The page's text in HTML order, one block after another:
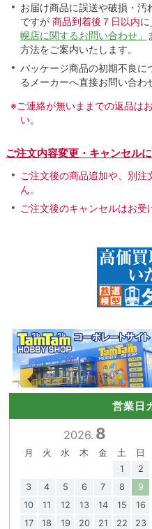
お届け商品に誤送や破損・
ですが 商品到着後７日以内に
幌店に関するお問い合わせ」
方法をご案内いたします。
パッケージ商品の初期不良に
るメーカーへ直接お問い合わ
※ご連絡が無いままでの返品は
い。
ご注文内容変更・キャンセル
ご注文後の商品追加や、別
ん。
ご注文後のキャンセルはお受
営業日
2026. 8
月 火 水 木 金 土
日
1
2
3
4 5 6 7 8
9
10
11 12 13 14 15
16
17
18 19 20 21 22
23